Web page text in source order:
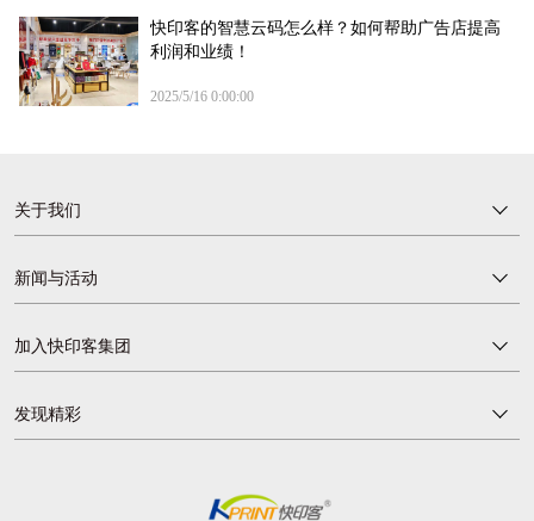
快印客的智慧云码怎么样？如何帮助广告店提高
利润和业绩！
2025/5/16 0:00:00
关于我们
新闻与活动
加入快印客集团
发现精彩